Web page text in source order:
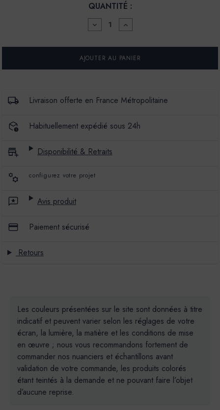
QUANTITÉ :
DIMINUER
LA
POUR
ENDUIT
COLORÉ
COULEUR
AUGMENTER
LA
POUR
ENDUIT
COLORÉ
-
COULEUR
Livraison offerte en France Métropolitaine
Habituellement expédié sous 24h
Disponibilité & Retraits
configurez votre projet
Avis produit
Paiement sécurisé
Retours
Les couleurs présentées sur le site sont données à titre
indicatif et peuvent varier selon les réglages de votre
écran, la lumière, la matière et les conditions de mise
en œuvre ; nous vous recommandons fortement de
commander nos nuanciers et échantillons avant
validation de votre commande, les produits colorés
étant teintés à la demande et ne pouvant faire l’objet
d’aucune reprise.